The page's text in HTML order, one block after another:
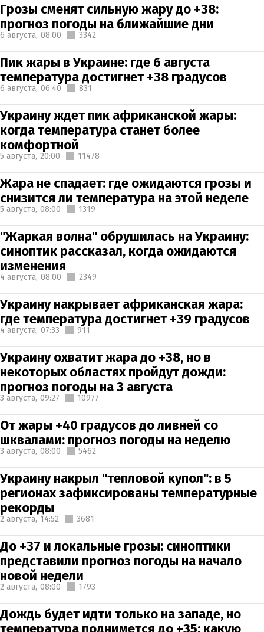
Грозы сменят сильную жару до +38:
прогноз погоды на ближайшие дни
6 августа, 08:00 3342
Пик жары в Украине: где 6 августа
температура достигнет +38 градусов
6 августа, 06:40 831
Украину ждет пик африканской жары:
когда температура станет более
комфортной
5 августа, 20:00 11478
Жара не спадает: где ожидаются грозы и
снизится ли температура на этой неделе
5 августа, 08:00 1319
"Жаркая волна" обрушилась на Украину:
синоптик рассказал, когда ожидаются
изменения
4 августа, 08:00 2349
Украину накрывает африканская жара:
где температура достигнет +39 градусов
4 августа, 07:33 911
Украину охватит жара до +38, но в
некоторых областях пройдут дожди:
прогноз погоды на 3 августа
3 августа, 09:27 10977
От жары +40 градусов до ливней со
шквалами: прогноз погоды на неделю
3 августа, 08:00 5462
Украину накрыл "тепловой купол": в 5
регионах зафиксированы температурные
рекорды
2 августа, 14:52 3681
До +37 и локальные грозы: синоптики
представили прогноз погоды на начало
новой недели
2 августа, 08:00 1793
Дождь будет идти только на западе, но
температура поднимется до +35: какую